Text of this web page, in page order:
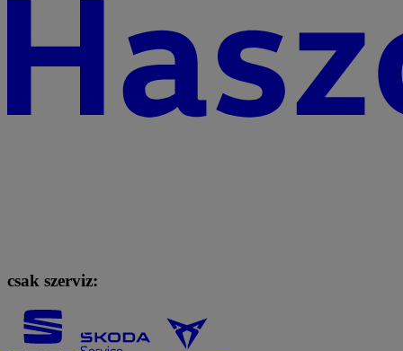
csak szerviz: